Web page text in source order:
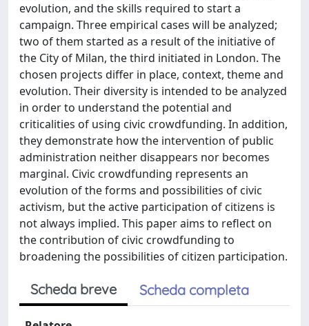
evolution, and the skills required to start a
campaign. Three empirical cases will be analyzed;
two of them started as a result of the initiative of
the City of Milan, the third initiated in London. The
chosen projects differ in place, context, theme and
evolution. Their diversity is intended to be analyzed
in order to understand the potential and
criticalities of using civic crowdfunding. In addition,
they demonstrate how the intervention of public
administration neither disappears nor becomes
marginal. Civic crowdfunding represents an
evolution of the forms and possibilities of civic
activism, but the active participation of citizens is
not always implied. This paper aims to reflect on
the contribution of civic crowdfunding to
broadening the possibilities of citizen participation.
Scheda breve Scheda completa